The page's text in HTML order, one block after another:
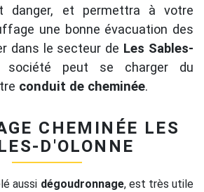
danger, et permettra à votre
une bonne évacuation des
dans le secteur de Les Sables-
société peut se charger du
conduit de cheminée.
CHEMINÉE LES
D'OLONNE
aussi dégoudronnage, est très utile